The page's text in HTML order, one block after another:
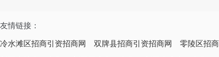
友情链接：
冷水滩区招商引资招商网 双牌县招商引资招商网 零陵区招